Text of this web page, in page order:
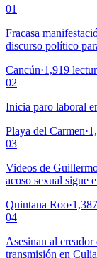
01
Fracasa
discurso político
Cancún·1,919
02
Inicia paro laboral
Playa del Carmen·
03
Videos de
acoso sexual sigue
Quintana Roo·1,387
04
Asesinan al
transmisión en